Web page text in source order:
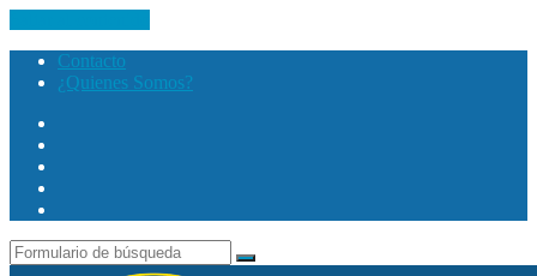
Contacto
¿Quienes Somos?
Buscar